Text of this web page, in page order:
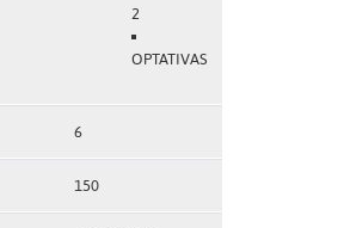
2
OPTATIVAS
6
150